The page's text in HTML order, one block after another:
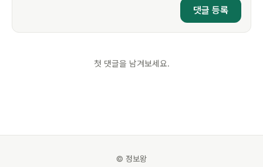
첫 댓글을 남겨보세요.
© 정보왕